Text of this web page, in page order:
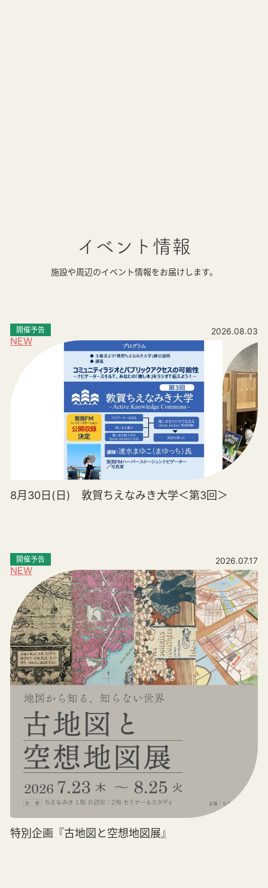
イベント情報
施設や周辺のイベント情報をお届けします。
NEW
開催予告 2026.08.03
8月30日(日) 敦賀ちえなみき大学＜第3回＞
NEW
開催予告 2026.07.17
特別企画『古地図と空想地図展』